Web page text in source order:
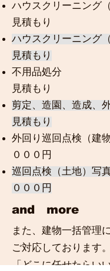
ハウスクリーニング
見積もり
ハウスクリーニン
見積もり
不用品
見積もり
剪定、造園、造成、
見積もり
外回り巡回点検（建
０００円
巡回点検（土地）
０００円
and more
また、建物一括管理
ご対応しております。
「どこに任せたらい